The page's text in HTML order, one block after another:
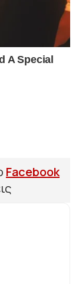
Facebook